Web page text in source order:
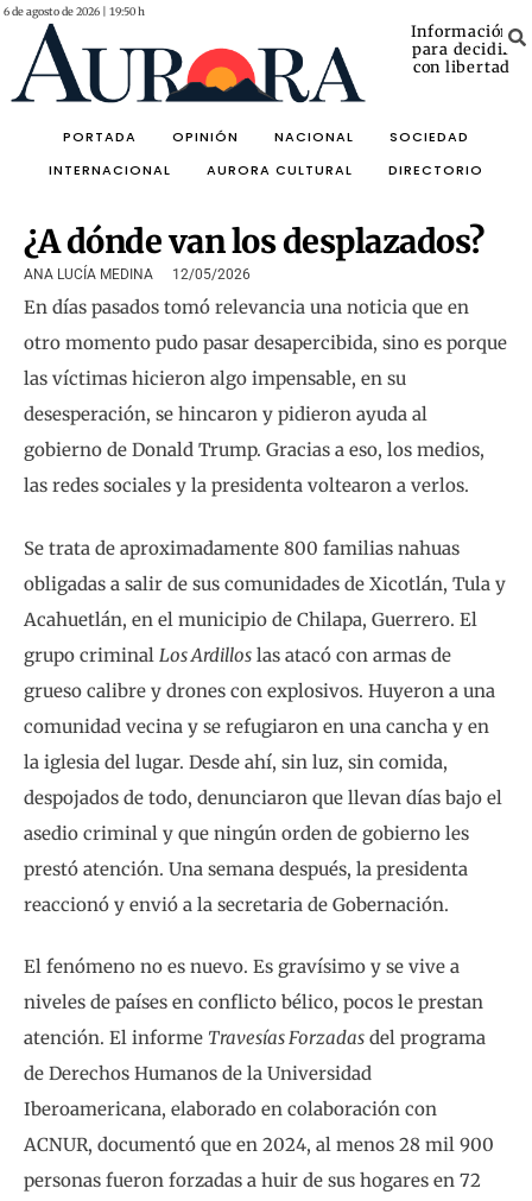
6 de agosto de 2026 | 19:50 h
Información
para decidir
con libertad
PORTADA OPINIÓN NACIONAL
SOCIEDAD
INTERNACIONAL
AURORA CULTURAL DIRECTORIO
¿A dónde van los desplazados?
ANA LUCÍA MEDINA 12/05/2026
En días pasados tomó relevancia una noticia que en
otro momento pudo pasar desapercibida, sino es porque
las víctimas hicieron algo impensable, en su
desesperación, se hincaron y pidieron ayuda al
gobierno de Donald Trump. Gracias a eso, los medios,
las redes sociales y la presidenta voltearon a verlos.
Se trata de aproximadamente 800 familias nahuas
obligadas a salir de sus comunidades de Xicotlán, Tula y
Acahuetlán, en el municipio de Chilapa, Guerrero. El
grupo criminal Los Ardillos las atacó con armas de
grueso calibre y drones con explosivos. Huyeron a una
comunidad vecina y se refugiaron en una cancha y en
la iglesia del lugar. Desde ahí, sin luz, sin comida,
despojados de todo, denunciaron que llevan días bajo el
asedio criminal y que ningún orden de gobierno les
prestó atención. Una semana después, la presidenta
reaccionó y envió a la secretaria de Gobernación.
El fenómeno no es nuevo. Es gravísimo y se vive a
niveles de países en conflicto bélico, pocos le prestan
atención. El informe Travesías Forzadas del programa
de Derechos Humanos de la Universidad
Iberoamericana, elaborado en colaboración con
ACNUR, documentó que en 2024, al menos 28 mil 900
personas fueron forzadas a huir de sus hogares en 72